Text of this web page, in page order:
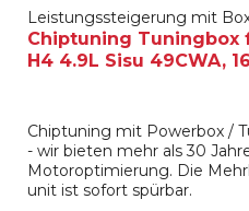
Leistungssteigerung mit
Chiptuning Tuningbox
H4 4.9L Sisu 49CWA,
Chiptuning mit Powerbox /
- wir bieten mehr als 30
Motoroptimierung. Die
unit ist sofort spürbar.